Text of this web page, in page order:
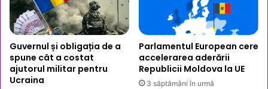
Guvernul și obligația de a
spune cât a costat
ajutorul militar pentru
Ucraina
Parlamentul European cere
accelerarea aderării
Republicii Moldova la UE
3 săptămâni în urmă